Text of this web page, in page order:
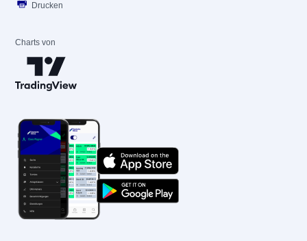
Drucken
Charts von